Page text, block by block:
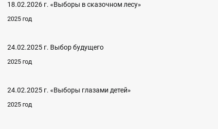
18.02.2026 г. «Выборы в сказочном лесу»
2025 год
24.02.2025 г. Выбор будущего
2025 год
24.02.2025 г. «Выборы глазами детей»
2025 год